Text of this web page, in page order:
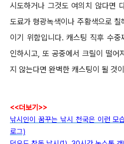
시도하거나 그것도 여의치 않다면
도료가 형광녹색이나 주황색으로
이기 위함입니다.캐스팅 직후 수중
인하시고, 또 공중에서 크릴이 떨어
지 않는다면 완벽한 캐스팅이 될 것
<<더보기>>
낚시인이 꿈꾸는 낚시 천국은 이런 모
로그)